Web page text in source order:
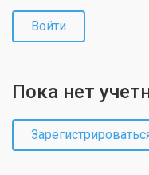
Войти
Пока нет